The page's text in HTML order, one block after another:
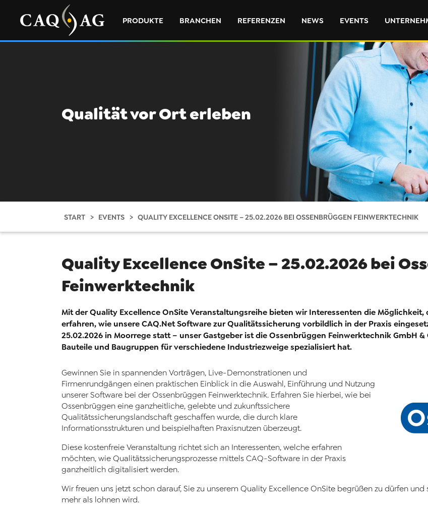
PRODUKTE BRANCHEN REFERENZEN NEWS EVENTS
Qualität vor Ort erleben
START EVENTS QUALITY EXCELLENCE ONSITE – 25.02.2026 BEI OSSENBRÜGGEN FEINWERKTECHNIK
Quality Excellence OnSite – 25.02.2026 bei
Feinwerktechnik
Mit der Quality Excellence OnSite Veranstaltungsreihe bieten wir Interessenten die
erfahren, wie unsere CAQ.Net Software zur Qualitätssicherung vorbildlich in der Praxis
25.02.2026 in Moorrege statt – unser Gastgeber ist die Ossenbrüggen Feinwerktechnik GmbH
Bauteile und Baugruppen für verschiedene Industriezweige spezialisiert hat.
Gewinnen Sie in spannenden Vorträgen, Live-Demonstrationen und
Firmenrundgängen einen praktischen Einblick in die Auswahl, Einführung und Nutzung
unserer Software bei der Ossenbrüggen Feinwerktechnik. Erfahren Sie hierbei, wie bei
Ossenbrüggen eine ganzheitliche, gelebte und zukunftssichere
Qualitätssicherungslandschaft geschaffen wurde, die durch klare
Informationsstrukturen und beispielhaften Praxisnutzen überzeugt.
Diese kostenfreie Veranstaltung richtet sich an Interessenten, welche erfahren
möchten, wie Qualitätssicherungsprozesse mittels CAQ-Software in der Praxis
ganzheitlich digitalisiert werden.
Wir freuen uns jetzt schon darauf, Sie zu unserem Quality Excellence OnSite begrüßen zu dürfen
mehr als lohnen wird.